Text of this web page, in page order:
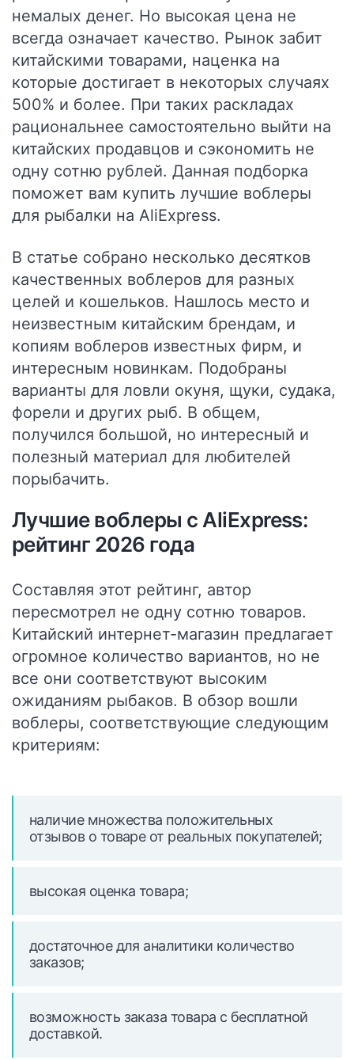
немалых денег. Но высокая цена не
всегда означает качество. Рынок забит
китайскими товарами, наценка на
которые достигает в некоторых случаях
500% и более. При таких раскладах
рациональнее самостоятельно выйти на
китайских продавцов и сэкономить не
одну сотню рублей. Данная подборка
поможет вам купить лучшие воблеры
для рыбалки на AliExpress.
В статье собрано несколько десятков
качественных воблеров для разных
целей и кошельков. Нашлось место и
неизвестным китайским брендам, и
копиям воблеров известных фирм, и
интересным новинкам. Подобраны
варианты для ловли окуня, щуки, судака,
форели и других рыб. В общем,
получился большой, но интересный и
полезный материал для любителей
порыбачить.
Лучшие воблеры с AliExpress:
рейтинг 2026 года
Составляя этот рейтинг, автор
пересмотрел не одну сотню товаров.
Китайский интернет-магазин предлагает
огромное количество вариантов, но не
все они соответствуют высоким
ожиданиям рыбаков. В обзор вошли
воблеры, соответствующие следующим
критериям:
наличие множества положительных
отзывов о товаре от реальных покупателей;
высокая оценка товара;
достаточное для аналитики количество
заказов;
возможность заказа товара с бесплатной
доставкой.